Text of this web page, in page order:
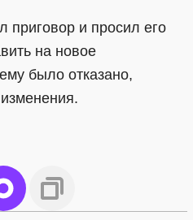
и просил его
на новое
было отказано,